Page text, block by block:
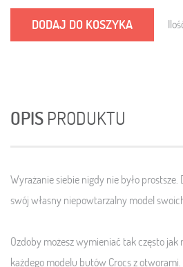
DODAJ DO KOSZYKA
OPIS PRODUKTU
Wyrażanie siebie nigdy nie było
swój własny niepowtarzalny model
Ozdoby możesz wymieniać tak często jak
każdego modelu butów Crocs z otworami.